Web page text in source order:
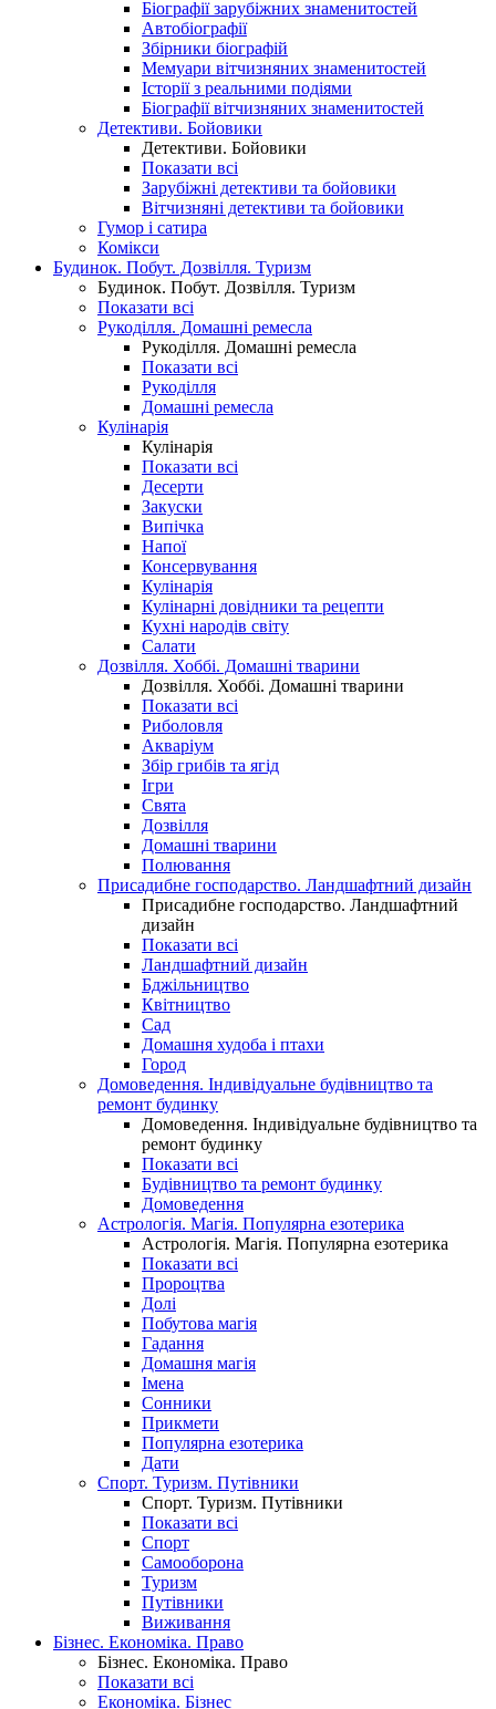
Біографії зарубіжних знаменитостей
Автобіографії
Збірники біографій
Мемуари вітчизняних знаменитостей
Історії з реальними подіями
Біографії вітчизняних знаменитостей
Детективи. Бойовики
Детективи. Бойовики
Показати всі
Зарубіжні детективи та бойовики
Вітчизняні детективи та бойовики
Гумор і сатира
Комікси
Будинок. Побут. Дозвілля. Туризм
Будинок. Побут. Дозвілля. Туризм
Показати всі
Рукоділля. Домашні ремесла
Рукоділля. Домашні ремесла
Показати всі
Рукоділля
Домашні ремесла
Кулінарія
Кулінарія
Показати всі
Десерти
Закуски
Випічка
Напої
Консервування
Кулінарія
Кулінарні довідники та рецепти
Кухні народів світу
Салати
Дозвілля. Хоббі. Домашні тварини
Дозвілля. Хоббі. Домашні тварини
Показати всі
Риболовля
Акваріум
Збір грибів та ягід
Ігри
Свята
Дозвілля
Домашні тварини
Полювання
Присадибне господарство. Ландшафтний дизайн
Присадибне господарство. Ландшафтний
дизайн
Показати всі
Ландшафтний дизайн
Бджільництво
Квітництво
Сад
Домашня худоба і птахи
Город
Домоведення. Індивідуальне будівництво та
ремонт будинку
Домоведення. Індивідуальне будівництво та
ремонт будинку
Показати всі
Будівництво та ремонт будинку
Домоведення
Астрологія. Магія. Популярна езотерика
Астрологія. Магія. Популярна езотерика
Показати всі
Пророцтва
Долі
Побутова магія
Гадання
Домашня магія
Імена
Сонники
Прикмети
Популярна езотерика
Дати
Спорт. Туризм. Путівники
Спорт. Туризм. Путівники
Показати всі
Спорт
Самооборона
Туризм
Путівники
Виживання
Бізнес. Економіка. Право
Бізнес. Економіка. Право
Показати всі
Економіка. Бізнес